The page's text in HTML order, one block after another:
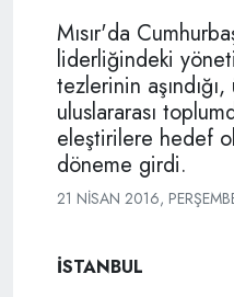
Mısır'da
liderliğindeki
tezlerinin
uluslararası
eleştirilere hedef
döneme girdi.
21 NISAN 2016,
İSTANBUL